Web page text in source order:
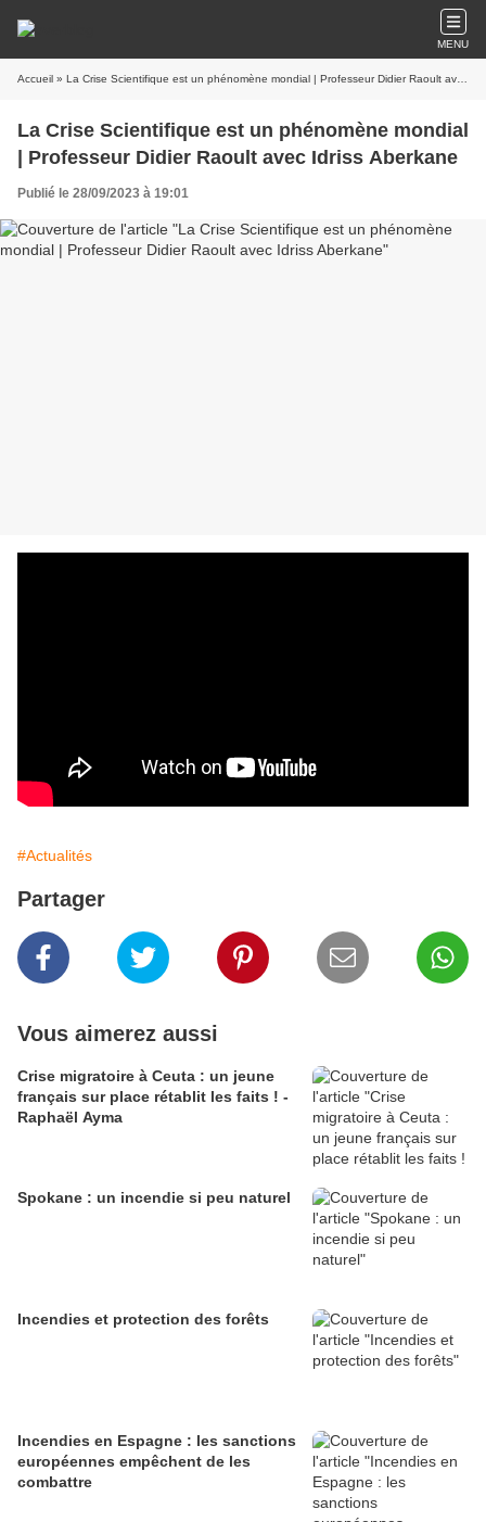
MENU
Accueil » La Crise Scientifique est un phénomène mondial | Professeur Didier Raoult avec Idriss Aberkane
La Crise Scientifique est un phénomène mondial
| Professeur Didier Raoult avec Idriss Aberkane
Publié le 28/09/2023 à 19:01
#Actualités
Partager
Vous aimerez aussi
Crise migratoire à Ceuta : un jeune
français sur place rétablit les faits ! -
Raphaël Ayma
Spokane : un incendie si peu naturel
Incendies et protection des forêts
Incendies en Espagne : les sanctions
européennes empêchent de les
combattre